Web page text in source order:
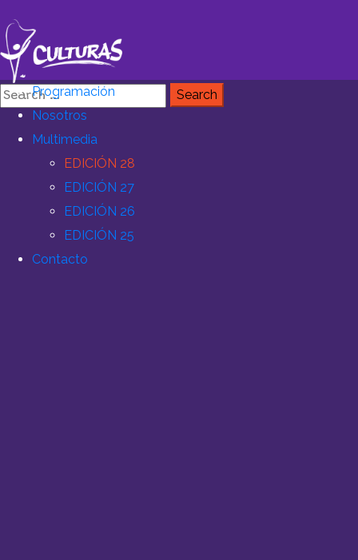
Programación
Nosotros
Multimedia
EDICIÓN 28
EDICIÓN 27
EDICIÓN 26
EDICIÓN 25
Contacto